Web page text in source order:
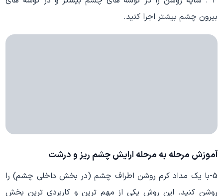
بیرون چشم بیشتر اجرا کنید.
آموزش مرحله به مرحله ارایش چشم ریز و درشت
5-با یک مداد کرم روشن اطراف چشم (در بخش داخلی چشم) را
روشن کنید. این روش یکی از مهم ترین و کاربردی ترین بخش